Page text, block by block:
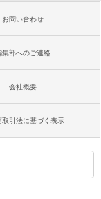
お問い合わせ
集部へのご連絡
会社概要
取引法に基づく表示